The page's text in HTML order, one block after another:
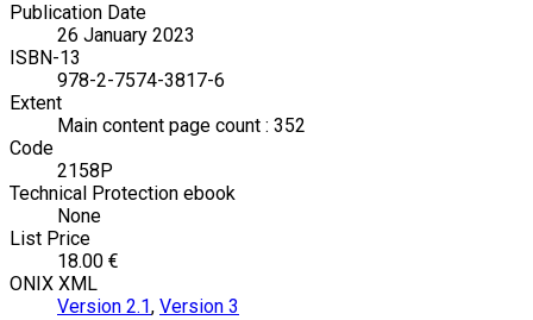
Publication Date
26 January 2023
ISBN-13
978-2-7574-3817-6
Extent
Main content page count : 352
Code
2158P
Technical Protection ebook
None
List Price
18.00 €
ONIX XML
Version 2.1, Version 3